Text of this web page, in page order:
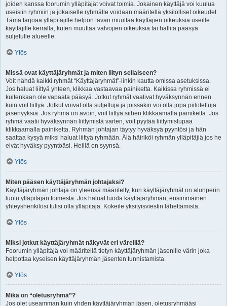
joiden kanssa foorumin ylläpitäjät voivat toimia. Jokainen käyttäjä voi kuulua
useisiin ryhmiin ja jokaiselle ryhmälle voidaan määritellä yksilölliset oikeudet.
Tämä tarjoaa ylläpitäjille helpon tavan muuttaa käyttäjien oikeuksia useille
käyttäjille kerralla, kuten muuttaa valvojien oikeuksia tai hallita pääsyä
suljetulle alueelle.
Ylös
Missä ovat käyttäjäryhmät ja miten liityn sellaiseen?
Voit nähdä kaikki ryhmät “Käyttäjäryhmät”-linkin kautta omissa asetuksissa.
Jos haluat liittyä yhteen, klikkaa vastaavaa painiketta. Kaikissa ryhmissä ei
kuitenkaan ole vapaata pääsyä. Jotkut ryhmät vaativat hyväksynnän ennen
kuin voit liittyä. Jotkut voivat olla suljettuja ja joissakin voi olla jopa piilotettuja
jäsenyyksiä. Jos ryhmä on avoin, voit liittyä siihen klikkaamalla painiketta. Jos
ryhmä vaatii hyväksynnän liittymistä varten, voit pyytää liittymislupaa
klikkaamalla painiketta. Ryhmän johtajan täytyy hyväksyä pyyntösi ja hän
saattaa kysyä miksi haluat liittyä ryhmään. Älä häiriköi ryhmän ylläpitäjiä jos he
eivät hyväksy pyyntöäsi. Heillä on syynsä.
Ylös
Miten pääsen käyttäjäryhmän johtajaksi?
Käyttäjäryhmän johtaja on yleensä määritelty, kun käyttäjäryhmät on alunperin
luotu ylläpitäjän toimesta. Jos haluat luoda käyttäjäryhmän, ensimmäinen
yhteyshenkilösi tulisi olla ylläpitäjä. Kokeile yksityisviestin lähettämistä.
Ylös
Miksi jotkut käyttäjäryhmät näkyvät eri väreillä?
Foorumin ylläpitäjä voi määritellä tietyn käyttäjäryhmän jäsenille värin joka
helpottaa kyseisen käyttäjäryhmän jäsenten tunnistamista.
Ylös
Mikä on “oletusryhmä”?
Jos olet useamman kuin yhden käyttäjäryhmän jäsen, oletusryhmääsi